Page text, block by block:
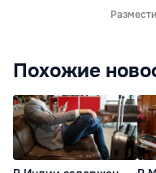
Похожие